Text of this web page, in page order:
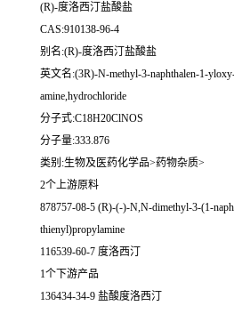
(R)-度洛西汀盐酸盐
CAS:910138-96-4
别名:(R)-度洛西汀盐酸盐
英文名:(3R)-N-methyl-3-naphthalen-1-
amine,hydrochloride
分子式:C18H20ClNOS
分子量:333.876
类别:生物及医药化学品>药物杂质>
2个上游原料
878757-08-5 (R)-(-)-N,N-dimethyl-3-(1-
thienyl)propylamine
116539-60-7 度洛西汀
1个下游产品
136434-34-9 盐酸度洛西汀